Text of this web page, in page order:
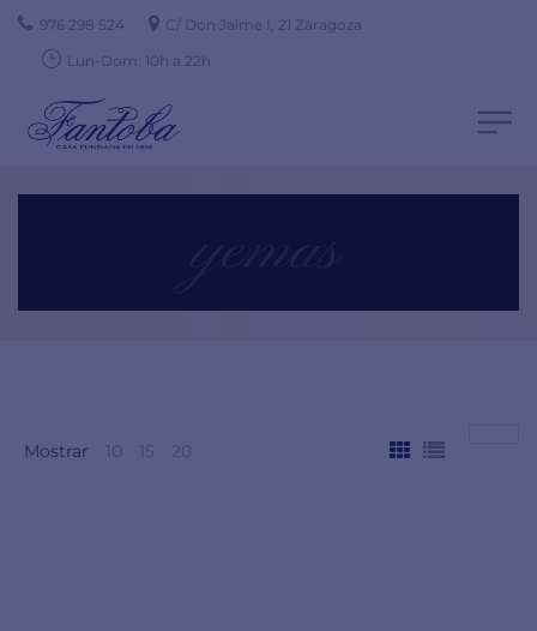
976 298 524
C/ Don Jaime I, 21 Zaragoza
Lun-Dom: 10h a 22h
Mostrar 10 15 20